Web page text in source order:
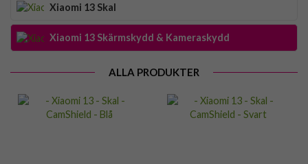
Xiaomi 13 Skal
Xiaomi 13 Skärmskydd & Kameraskydd
ALLA PRODUKTER